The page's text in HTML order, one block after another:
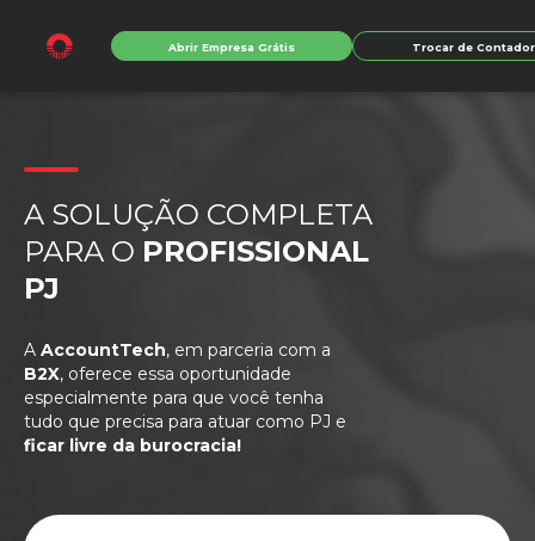
Abrir Empresa Grátis Trocar de Contador
A SOLUÇÃO COMPLETA
PARA O PROFISSIONAL
PJ
A AccountTech, em parceria com a
B2X, oferece essa oportunidade
especialmente para que você tenha
tudo que precisa para atuar como PJ e
ficar livre da burocracia!